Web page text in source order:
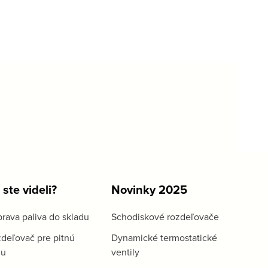
videli?
paliva do skladu
pre pitnú
Novinky 2025
Schodiskové rozdeľovače
Dynamické termostatické
ventily